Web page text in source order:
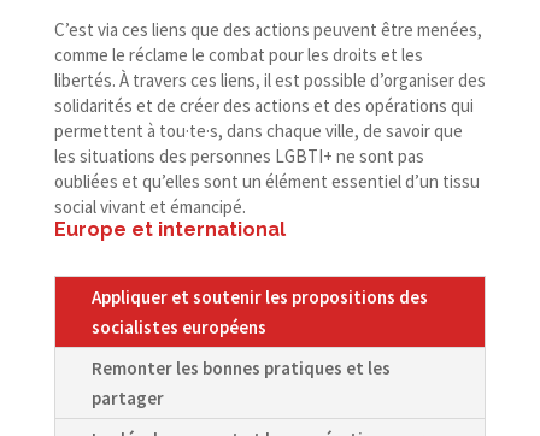
C’est via ces liens que des actions peuvent être menées,
comme le réclame le combat pour les droits et les
libertés. À travers ces liens, il est possible d’organiser des
solidarités et de créer des actions et des opérations qui
permettent à tou·te·s, dans chaque ville, de savoir que
les situations des personnes LGBTI+ ne sont pas
oubliées et qu’elles sont un élément essentiel d’un tissu
social vivant et émancipé.
Europe et international
Appliquer et soutenir les propositions des
socialistes européens
Remonter les bonnes pratiques et les
partager